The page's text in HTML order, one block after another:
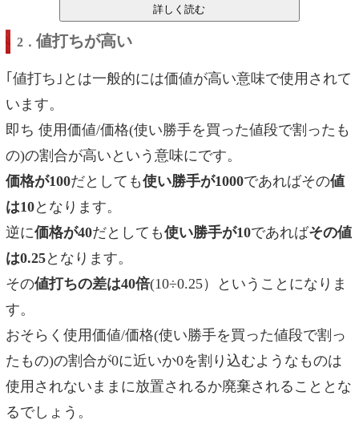
2． 値打ちが高い
｢値打ち｣とは一般的には価値が高い意味で使用されて
います。
即ち 使用価値/価格(使い勝手を買った値段で割ったも
の)の割合が高いという意味にです。
価格が100だとしても使い勝手が1000であればその値
は10となります。
逆に価格が40だとしても使い勝手が10であればその値
は0.25となります。
その値打ちの差は40倍(10÷0.25）ということになりま
す。
おそらく使用価値/価格(使い勝手を買った値段で割っ
たもの)の割合が0に近いか0を割り込むようなものは
使用されないままに放置されるか廃棄されることとな
るでしょう。